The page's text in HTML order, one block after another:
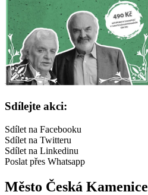
Sdílejte akci:
Sdílet na Facebooku
Sdílet na Twitteru
Sdílet na Linkedinu
Poslat přes Whatsapp
Město Česká Kamenice